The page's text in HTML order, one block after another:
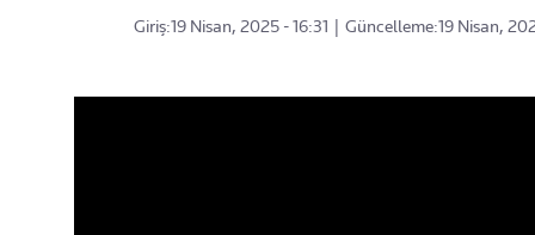
Giriş:19 Nisan, 2025 - 16:31 Güncelleme:19 Nisan,